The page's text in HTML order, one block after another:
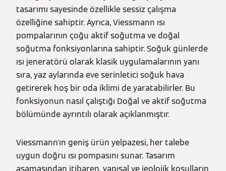
tasarımı sayesinde özellikle sessiz çalışma
özelliğine sahiptir. Ayrıca, Viessmann ısı
pompalarının çoğu aktif soğutma ve doğal
soğutma fonksiyonlarına sahiptir. Soğuk günlerde
ısı jeneratörü olarak klasik uygulamalarının yanı
sıra, yaz aylarında eve serinletici soğuk hava
getirerek hoş bir oda iklimi de yaratabilirler. Bu
fonksiyonun nasıl çalıştığı Doğal ve aktif soğutma
bölümünde ayrıntılı olarak açıklanmıştır.
Viessmann'ın geniş ürün yelpazesi, her talebe
uygun doğru ısı pompasını sunar. Tasarım
aşamasından itibaren, yapısal ve jeolojik koşulların